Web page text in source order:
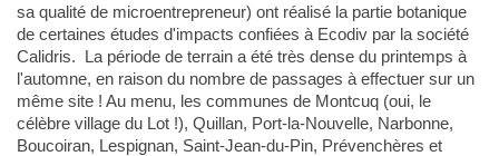
sa qualité de microentrepreneur) ont réalisé la partie botanique
de certaines études d'impacts confiées à Ecodiv par la société
Calidris. La période de terrain a été très dense du printemps à
l'automne, en raison du nombre de passages à effectuer sur un
même site ! Au menu, les communes de Montcuq (oui, le
célèbre village du Lot !), Quillan, Port-la-Nouvelle, Narbonne,
Boucoiran, Lespignan, Saint-Jean-du-Pin, Prévenchères et